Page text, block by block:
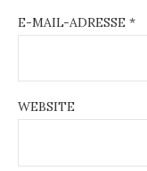
E-MAIL-ADRESSE *
WEBSITE